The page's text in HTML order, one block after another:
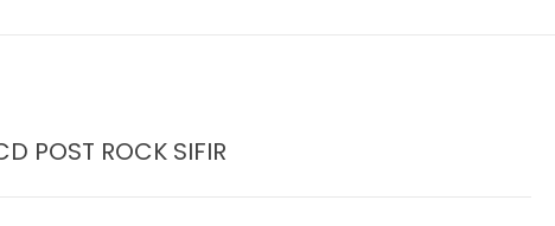
POST ROCK SIFIR